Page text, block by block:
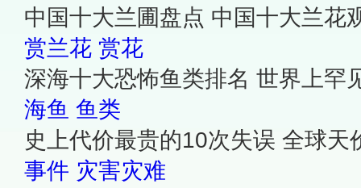
中国十大兰圃盘点 中国十大兰花
赏兰花 赏花
深海十大恐怖鱼类排名 世界上罕
海鱼 鱼类
史上代价最贵的10次失误 全球天
事件 灾害灾难